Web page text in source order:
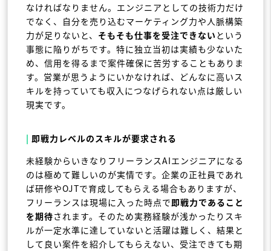
なければなりません。エンジニアとしての技術力だけ
でなく、自分を売り込むマーケティング力や人脈構築
力が足りないと、 そもそも仕事を受注できない という
事態に陥りがちです。特に独立当初は実績も少ないた
め、信用を得るまで案件確保に苦労することもありま
す。営業が思うようにいかなければ、どんなに高いス
キルを持っていても収入につなげられない点は厳しい
現実です。
| 即戦力レベルのスキルが要求される
未経験からいきなりフリーランスAIエンジニアになる
のは極めて難しいのが実情です。企業の正社員であれ
ば研修やOJTで育成してもらえる場合もありますが、
フリーランスは現場に入った時点で即戦力であること
を期待されます。そのため実務経験が浅かったりスキ
ルが一定水準に達していないと活躍は難しく、結果と
して良い案件を紹介してもらえない、受注できても期